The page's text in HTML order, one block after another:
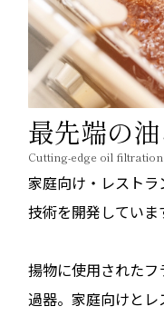
最先端の
Cutting-edge oil
家庭向け・レスト
技術を開発していま
揚物に使用された
過器。家庭向けと